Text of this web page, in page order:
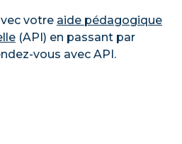
votre aide pédagogique
(API) en passant par
vous avec API.